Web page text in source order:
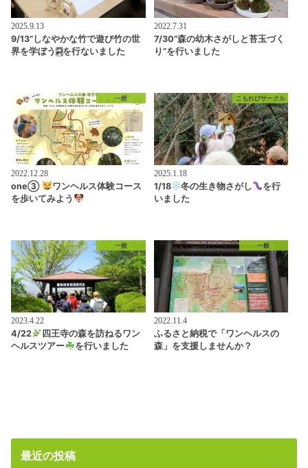
2025.9.13
9/13”しなやかな竹で遊び竹の世
界を学ぼう🀤を行ないました
2022.7.31
7/30”森の幼木さがしと苔玉づく
り”を行いました
一般
2022.12.28
one③
ワンヘルス体験コース
を歩いてみよう
こもれびサークル
2025.1.18
1/18 冬の生き物さがし
を行
いました
一般
2023.4.22
4/22
四王寺の森を訪ねるワン
ヘルスツアー
を行いました
一般
2022.11.4
ふるさと納税で「ワンヘルスの
森」を支援しませんか？
最近の投稿